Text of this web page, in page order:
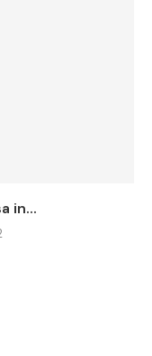
in...